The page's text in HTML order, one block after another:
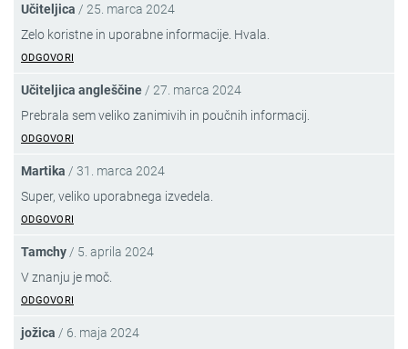
Učiteljica / 25. marca 2024
Zelo koristne in uporabne informacije. Hvala.
ODGOVORI
Učiteljica angleščine / 27. marca 2024
Prebrala sem veliko zanimivih in poučnih informacij.
ODGOVORI
Martika / 31. marca 2024
Super, veliko uporabnega izvedela.
ODGOVORI
Tamchy / 5. aprila 2024
V znanju je moč.
ODGOVORI
jožica / 6. maja 2024